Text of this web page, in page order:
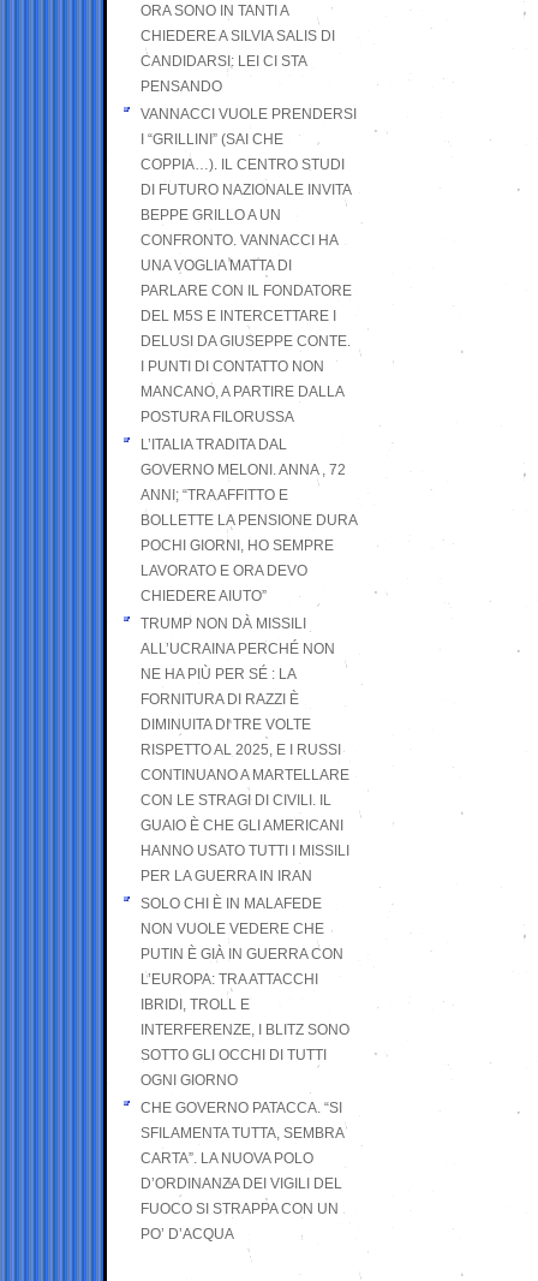
ORA SONO IN TANTI A
CHIEDERE A SILVIA SALIS DI
CANDIDARSI: LEI CI STA
PENSANDO
VANNACCI VUOLE PRENDERSI
I “GRILLINI” (SAI CHE
COPPIA…). IL CENTRO STUDI
DI FUTURO NAZIONALE INVITA
BEPPE GRILLO A UN
CONFRONTO. VANNACCI HA
UNA VOGLIA MATTA DI
PARLARE CON IL FONDATORE
DEL M5S E INTERCETTARE I
DELUSI DA GIUSEPPE CONTE.
I PUNTI DI CONTATTO NON
MANCANO, A PARTIRE DALLA
POSTURA FILORUSSA
L’ITALIA TRADITA DAL
GOVERNO MELONI. ANNA , 72
ANNI; “TRA AFFITTO E
BOLLETTE LA PENSIONE DURA
POCHI GIORNI, HO SEMPRE
LAVORATO E ORA DEVO
CHIEDERE AIUTO”
TRUMP NON DÀ MISSILI
ALL’UCRAINA PERCHÉ NON
NE HA PIÙ PER SÉ : LA
FORNITURA DI RAZZI È
DIMINUITA DI TRE VOLTE
RISPETTO AL 2025, E I RUSSI
CONTINUANO A MARTELLARE
CON LE STRAGI DI CIVILI. IL
GUAIO È CHE GLI AMERICANI
HANNO USATO TUTTI I MISSILI
PER LA GUERRA IN IRAN
SOLO CHI È IN MALAFEDE
NON VUOLE VEDERE CHE
PUTIN È GIÀ IN GUERRA CON
L’EUROPA: TRA ATTACCHI
IBRIDI, TROLL E
INTERFERENZE, I BLITZ SONO
SOTTO GLI OCCHI DI TUTTI
OGNI GIORNO
CHE GOVERNO PATACCA. “SI
SFILAMENTA TUTTA, SEMBRA
CARTA”. LA NUOVA POLO
D’ORDINANZA DEI VIGILI DEL
FUOCO SI STRAPPA CON UN
PO’ D’ACQUA